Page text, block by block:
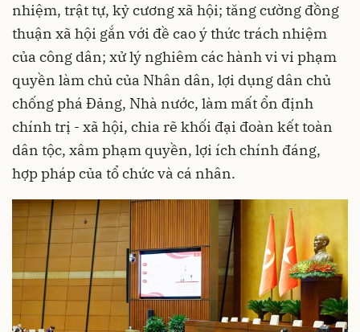
nhiệm, trật tự, kỷ cương xã hội; tăng cường đồng
thuận xã hội gắn với đề cao ý thức trách nhiệm
của công dân; xử lý nghiêm các hành vi vi phạm
quyền làm chủ của Nhân dân, lợi dụng dân chủ
chống phá Đảng, Nhà nước, làm mất ổn định
chính trị - xã hội, chia rẽ khối đại đoàn kết toàn
dân tộc, xâm phạm quyền, lợi ích chính đáng,
hợp pháp của tổ chức và cá nhân.